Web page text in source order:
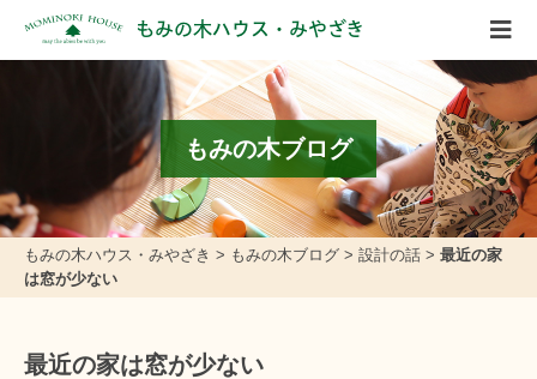
もみの木ハウス・みやざき
もみの木ブログ
もみの木ハウス・みやざき > もみの木ブログ > 設計の話 > 最近の家
は窓が少ない
最近の家は窓が少ない